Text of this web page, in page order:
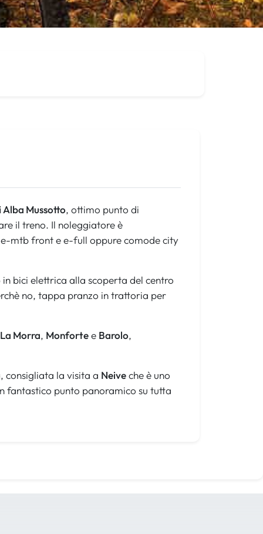
Mussotto, ottimo punto di
il treno. Il noleggiatore è
mtb front e e-full oppure comode city
bici elettrica alla scoperta del centro
no, tappa pranzo in trattoria per
La Morra, Monfortee Barolo,
consigliata la visita a Neiveche è uno
fantastico punto panoramico su tutta